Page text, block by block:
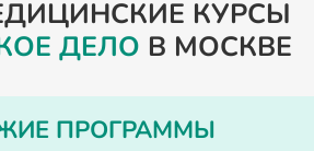
КУРСЫ
ДЕЛО В МОСКВЕ
ПРОГРАММЫ